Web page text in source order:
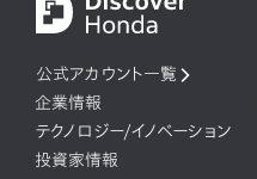
公式アカウント一覧
企業情報
テクノロジー/イノベーション
投資家情報